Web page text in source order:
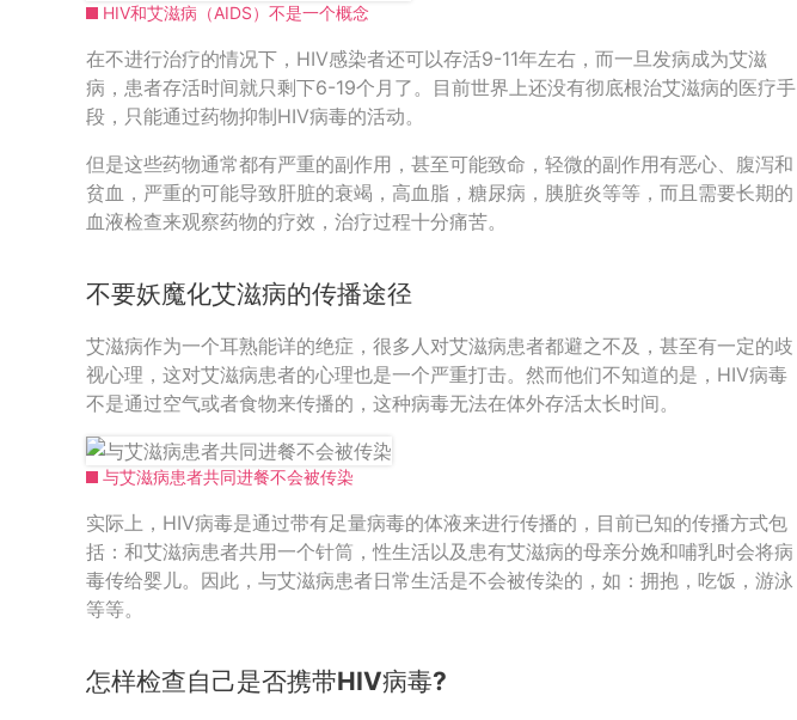
HIV和艾滋病（AIDS）不是一个概念
在不进行治疗的情况下，HIV感染者还可以存活9-11年左右，而一旦发病成为艾滋
病，患者存活时间就只剩下6-19个月了。目前世界上还没有彻底根治艾滋病的医疗手
段，只能通过药物抑制HIV病毒的活动。
但是这些药物通常都有严重的副作用，甚至可能致命，轻微的副作用有恶心、腹泻和
贫血，严重的可能导致肝脏的衰竭，高血脂，糖尿病，胰脏炎等等，而且需要长期的
血液检查来观察药物的疗效，治疗过程十分痛苦。
不要妖魔化艾滋病的传播途径
艾滋病作为一个耳熟能详的绝症，很多人对艾滋病患者都避之不及，甚至有一定的歧
视心理，这对艾滋病患者的心理也是一个严重打击。然而他们不知道的是，HIV病毒
不是通过空气或者食物来传播的，这种病毒无法在体外存活太长时间。
与艾滋病患者共同进餐不会被传染
实际上，HIV病毒是通过带有足量病毒的体液来进行传播的，目前已知的传播方式包
括：和艾滋病患者共用一个针筒，性生活以及患有艾滋病的母亲分娩和哺乳时会将病
毒传给婴儿。因此，与艾滋病患者日常生活是不会被传染的，如：拥抱，吃饭，游泳
等等。
怎样检查自己是否携带HIV病毒?